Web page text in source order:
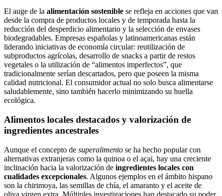
El auge de la alimentación sostenible se refleja en acciones que van
desde la compra de productos locales y de temporada hasta la
reducción del desperdicio alimentario y la selección de envases
biodegradables. Empresas españolas y latinoamericanas están
liderando iniciativas de economía circular: reutilización de
subproductos agrícolas, desarrollo de snacks a partir de restos
vegetales o la utilización de “alimentos imperfectos”, que
tradicionalmente serían descartados, pero que poseen la misma
calidad nutricional. El consumidor actual no solo busca alimentarse
saludablemente, sino también hacerlo minimizando su huella
ecológica.
Alimentos locales destacados y valorización de
ingredientes ancestrales
Aunque el concepto de superalimento se ha hecho popular con
alternativas extranjeras como la quinoa o el açai, hay una creciente
inclinación hacia la valorización de ingredientes locales con
cualidades excepcionales. Algunos ejemplos en el ámbito hispano
son la chirimoya, las semillas de chía, el amaranto y el aceite de
oliva virgen extra. Múltiples investigaciones han destacado su poder